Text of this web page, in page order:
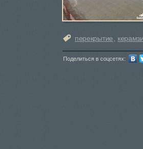
перекрытие,
Поделиться в соцсетях: